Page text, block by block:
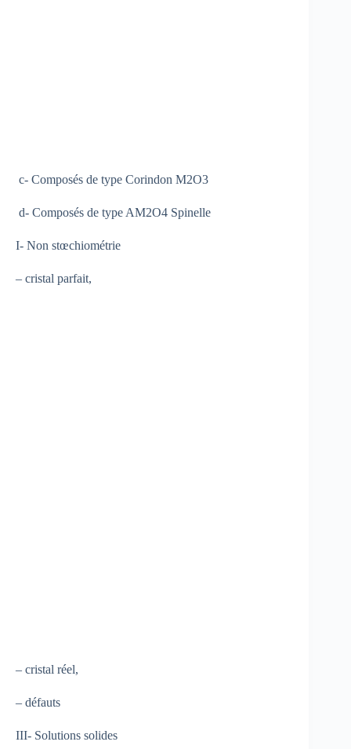
c- Composés de type Corindon M2O3
d- Composés de type AM2O4 Spinelle
I- Non stœchiométrie
– cristal parfait,
– cristal réel,
– défauts
III- Solutions solides